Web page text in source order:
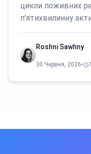
цикли поживних
п'ятихвилинну
Roshni Sawhny
30 Червня, 2026•